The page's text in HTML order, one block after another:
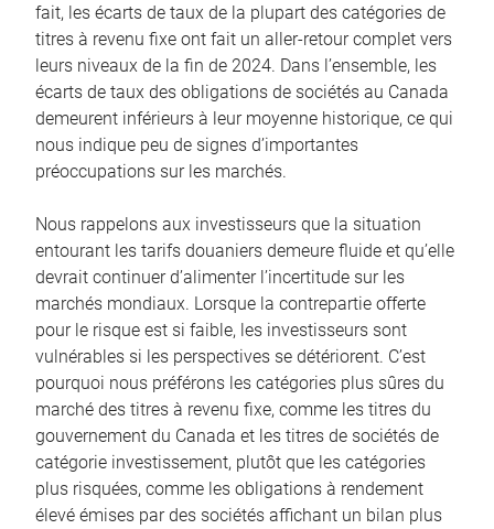
fait, les écarts de taux de la plupart des catégories de
titres à revenu fixe ont fait un aller-retour complet vers
leurs niveaux de la fin de 2024. Dans l’ensemble, les
écarts de taux des obligations de sociétés au Canada
demeurent inférieurs à leur moyenne historique, ce qui
nous indique peu de signes d’importantes
préoccupations sur les marchés.
Nous rappelons aux investisseurs que la situation
entourant les tarifs douaniers demeure fluide et qu’elle
devrait continuer d’alimenter l’incertitude sur les
marchés mondiaux. Lorsque la contrepartie offerte
pour le risque est si faible, les investisseurs sont
vulnérables si les perspectives se détériorent. C’est
pourquoi nous préférons les catégories plus sûres du
marché des titres à revenu fixe, comme les titres du
gouvernement du Canada et les titres de sociétés de
catégorie investissement, plutôt que les catégories
plus risquées, comme les obligations à rendement
élevé émises par des sociétés affichant un bilan plus